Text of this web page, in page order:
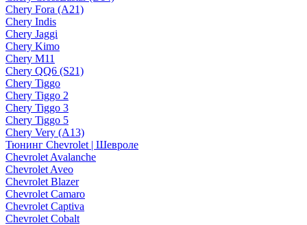
Chery Fora (A21)
Chery Indis
Chery Jaggi
Chery Kimo
Chery M11
Chery QQ6 (S21)
Chery Tiggo
Chery Tiggo 2
Chery Tiggo 3
Chery Tiggo 5
Chery Very (A13)
Тюнинг Chevrolet | Шевроле
Chevrolet Avalanche
Chevrolet Aveo
Chevrolet Blazer
Chevrolet Camaro
Chevrolet Captiva
Chevrolet Cobalt